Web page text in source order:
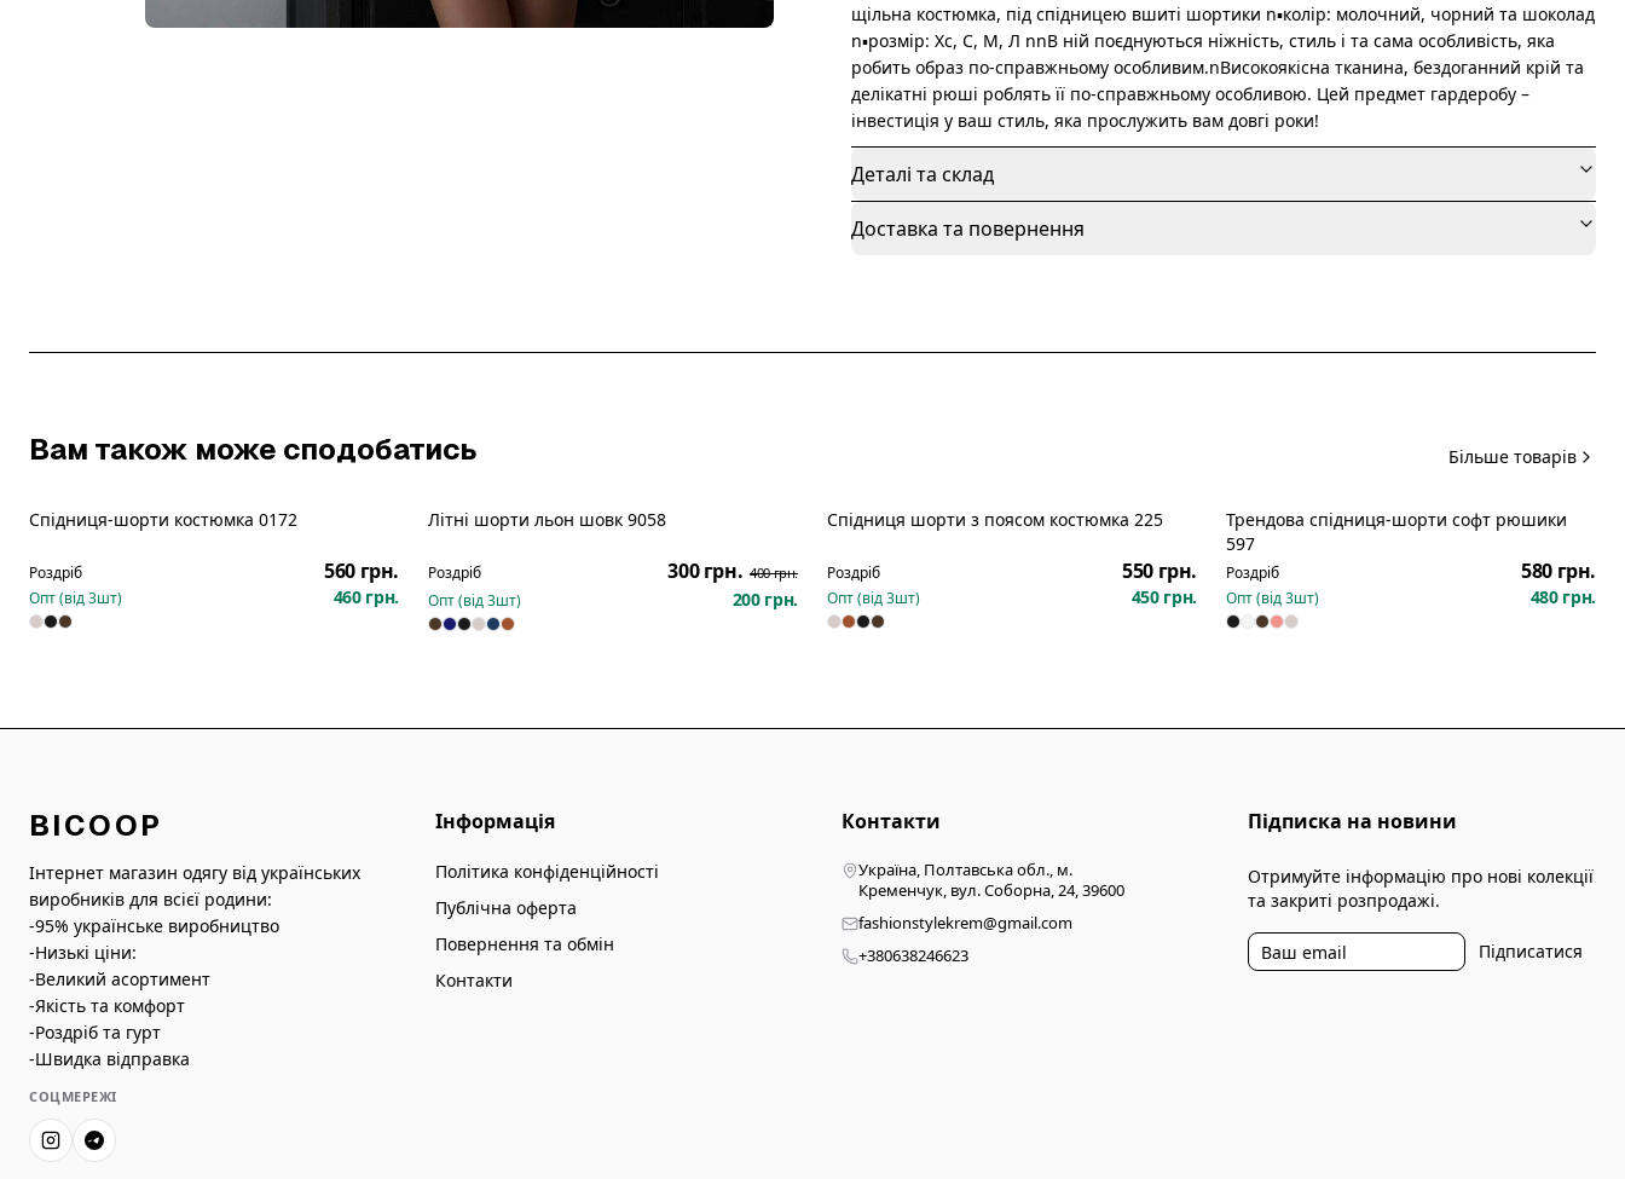
щільна костюмка, під спідницею вшиті шортики n▪️колір: молочний, чорний та шоколад
n▪️розмір: Хс, С, М, Л nnВ ній поєднуються ніжність, стиль і та сама особливість, яка
робить образ по-справжньому особливим.nВисокоякісна тканина, бездоганний крій та
делікатні рюші роблять її по-справжньому особливою. Цей предмет гардеробу –
інвестиція у ваш стиль, яка прослужить вам довгі роки!
Деталі та склад
Доставка та повернення
Вам також може сподобатись Більше товарів
Спідниця-шорти костюмка 0172
Роздріб 560 грн.
Опт (від3шт) 460 грн.
Літні шорти льон шовк 9058
Роздріб 300 грн. 400 грн.
Опт (від3шт) 200 грн.
Спідниця шорти з поясом костюмка 225
Роздріб 550 грн.
Опт (від3шт) 450 грн.
Трендова спідниця-шорти софт рюшики
597
Роздріб 580 грн.
Опт (від3шт) 480 грн.
BICOOP
Інтернет магазин одягу від українських
виробників для всієї родини:
-95% українське виробництво
-Низькі ціни:
-Великий асортимент
-Якість та комфорт
-Роздріб та гурт
-Швидка відправка
СОЦМЕРЕЖІ
Інформація
Політика конфіденційності
Публічна оферта
Повернення та обмін
Контакти
Контакти
Україна, Полтавська обл., м.
Кременчук, вул. Соборна, 24, 39600
fashionstylekrem@gmail.com
+380638246623
Підписка на новини
Отримуйте інформацію про нові колекції
та закриті розпродажі.
Підписатися